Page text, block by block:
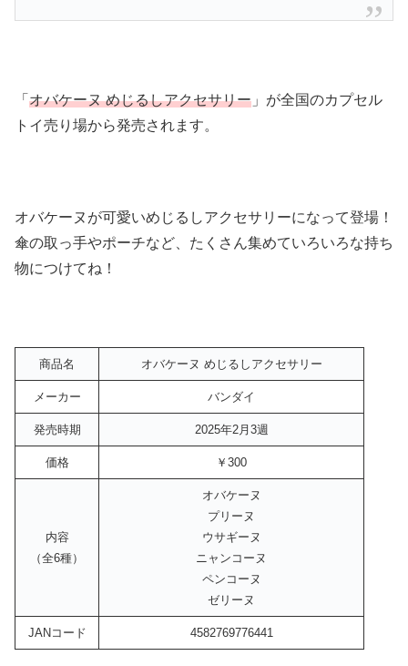
「 オバケーヌ めじるしアクセサリー 」が全国のカプセル
トイ売り場から発売されます。
オバケーヌが可愛いめじるしアクセサリーになって登場！
傘の取っ手やポーチなど、たくさん集めていろいろな持ち
物につけてね！
商品名 オバケーヌ めじるしアクセサリー
メーカー バンダイ
発売時期 2025年2月3週
価格 ￥300
内容
（全6種）
オバケーヌ
プリーヌ
ウサギーヌ
ニャンコーヌ
ペンコーヌ
ゼリーヌ
JANコード 4582769776441